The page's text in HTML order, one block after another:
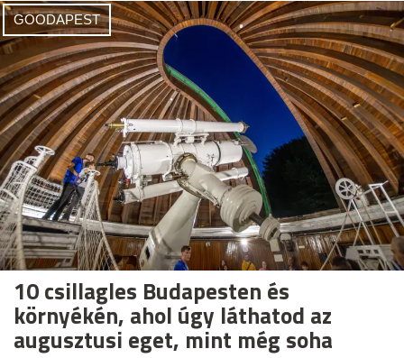
GOODAPEST
10 csillagles Budapesten és
környékén, ahol úgy láthatod az
augusztusi eget, mint még soha